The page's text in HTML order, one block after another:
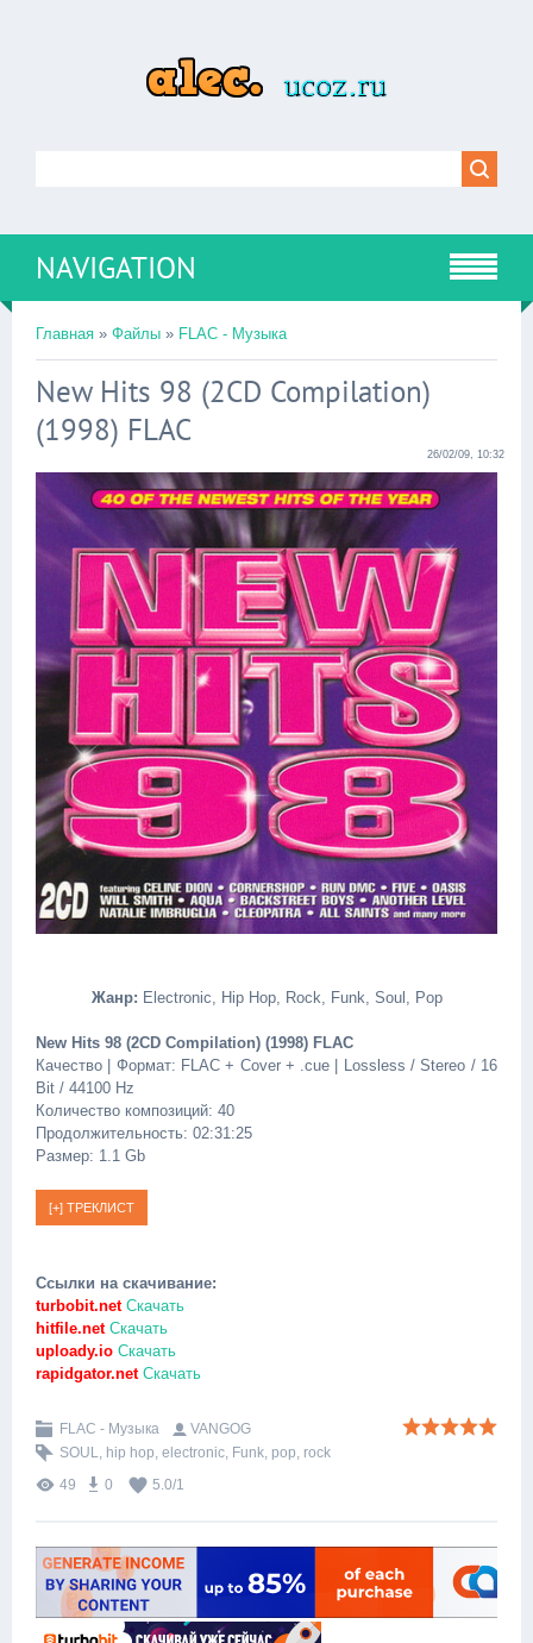
NAVIGATION
Главная » Файлы » FLAC - Музыка
New Hits 98 (2CD Compilation)
(1998) FLAC
26/02/09, 10:32
Жанр: Electronic, Hip Hop, Rock, Funk, Soul, Pop
New Hits 98 (2CD Compilation) (1998) FLAC
Качество | Формат: FLAC + Cover + .cue | Lossless / Stereo / 16
Bit / 44100 Hz
Количество композиций: 40
Продолжительность: 02:31:25
Размер: 1.1 Gb
Ссылки на скачивание:
turbobit.netСкачать
hitfile.netСкачать
uploady.io Скачать
rapidgator.netСкачать
FLAC - Музыка
VANGOG
SOUL, hip hop, electronic, Funk, pop, rock
49
0 5.0/1